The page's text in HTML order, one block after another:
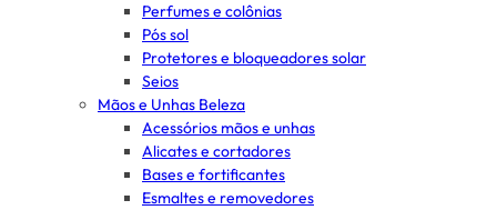
Perfumes e colônias
Pós sol
Protetores e bloqueadores solar
Seios
Mãos e Unhas Beleza
Acessórios mãos e unhas
Alicates e cortadores
Bases e fortificantes
Esmaltes e removedores